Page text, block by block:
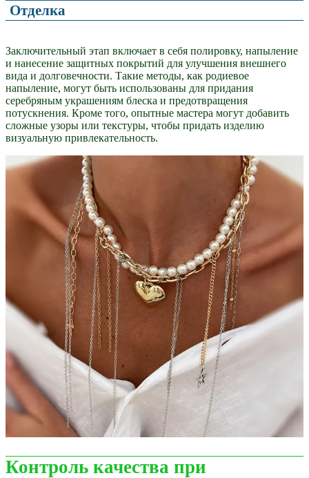
Отделка
Заключительный этап включает в себя полировку, напыление
и нанесение защитных покрытий для улучшения внешнего
вида и долговечности. Такие методы, как родиевое
напыление, могут быть использованы для придания
серебряным украшениям блеска и предотвращения
потускнения. Кроме того, опытные мастера могут добавить
сложные узоры или текстуры, чтобы придать изделию
визуальную привлекательность.
Контроль качества при